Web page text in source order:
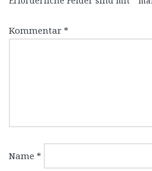
Kommentar *
Name *